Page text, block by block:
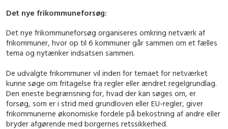
Det nye frikommuneforsøg:
Det nye frikommuneforsøg organiseres omkring netværk af
frikommuner, hvor op til 6 kommuner går sammen om et fælles
tema og nytænker indsatsen sammen.
De udvalgte frikommuner vil inden for temaet for netværket
kunne søge om fritagelse fra regler eller ændret regelgrundlag.
Den eneste begrænsning for, hvad der kan søges om, er
forsøg, som er i strid med grundloven eller EU-regler, giver
frikommunerne økonomiske fordele på bekostning af andre eller
bryder afgørende med borgernes retssikkerhed.